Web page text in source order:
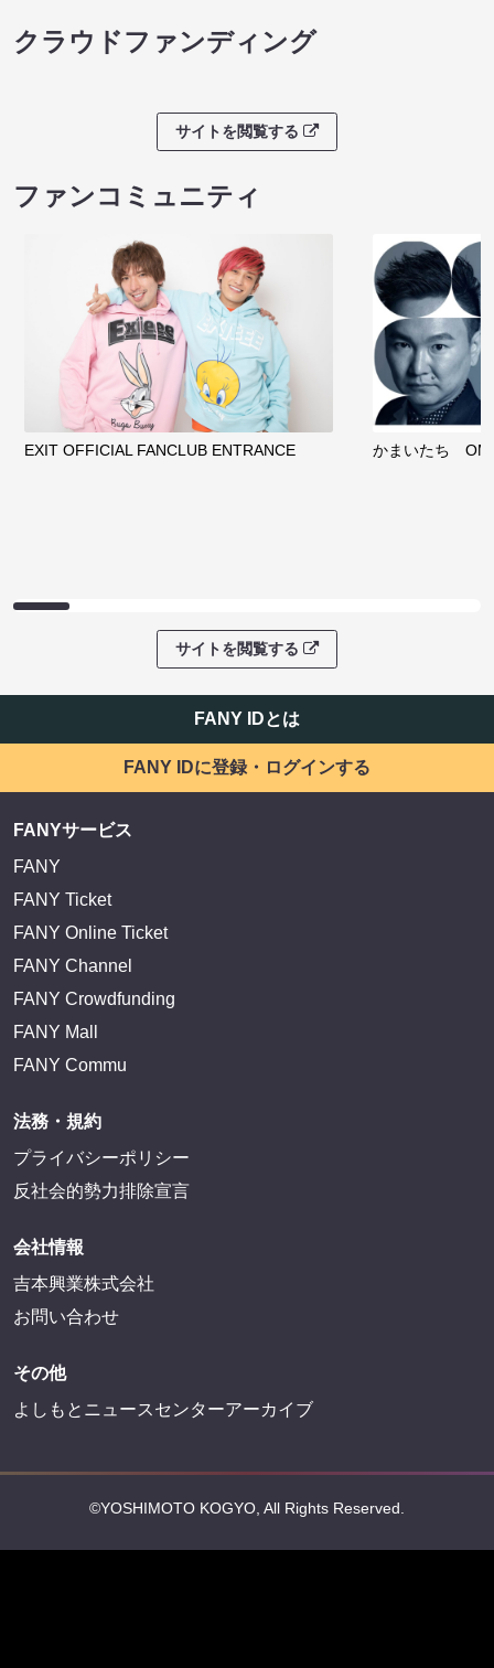
クラウドファンディング
サイトを閲覧する
ファンコミュニティ
EXIT OFFICIAL FANCLUB ENTRANCE かまいたち
サイトを閲覧する
FANY IDとは
FANY IDに登録・ログインする
FANYサービス
FANY
FANY Ticket
FANY Online Ticket
FANY Channel
FANY Crowdfunding
FANY Mall
FANY Commu
法務・規約
プライバシーポリシー
反社会的勢力排除宣言
会社情報
吉本興業株式会社
お問い合わせ
その他
よしもとニュースセンターアーカイブ
©YOSHIMOTO KOGYO, All Rights Reserved.